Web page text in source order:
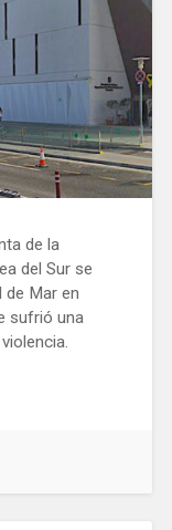
de la
del Sur se
de Mar en
sufrió una